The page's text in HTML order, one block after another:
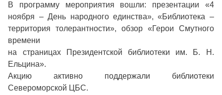
В программу мероприятия вошли: презентации «4
ноября – День народного единства», «Библиотека –
территория толерантности», обзор «Герои Смутного
времени
на страницах Президентской библиотеки им. Б. Н.
Ельцина».
Акцию активно поддержали библиотеки
Североморской ЦБС.